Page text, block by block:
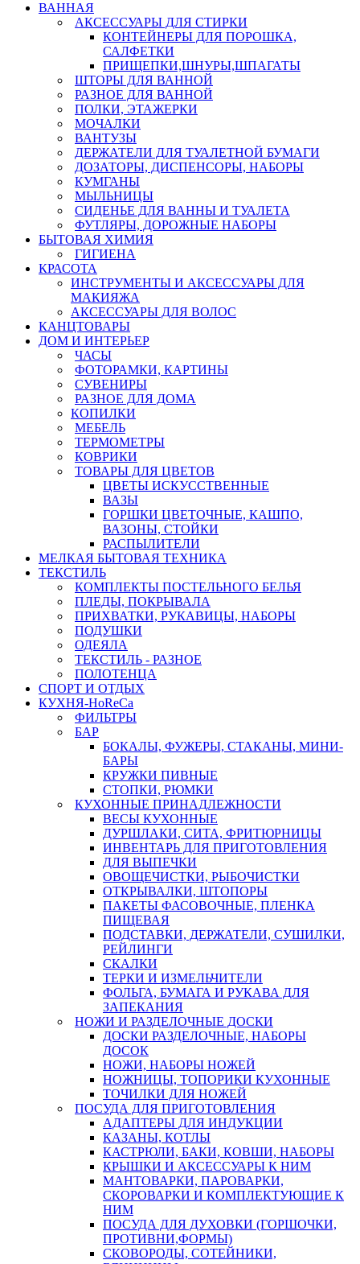
ВАННАЯ
АКСЕССУАРЫ ДЛЯ СТИРКИ
КОНТЕЙНЕРЫ ДЛЯ ПОРОШКА,
САЛФЕТКИ
ПРИЩЕПКИ,ШНУРЫ,ШПАГАТЫ
ШТОРЫ ДЛЯ ВАННОЙ
РАЗНОЕ ДЛЯ ВАННОЙ
ПОЛКИ, ЭТАЖЕРКИ
МОЧАЛКИ
ВАНТУЗЫ
ДЕРЖАТЕЛИ ДЛЯ ТУАЛЕТНОЙ БУМАГИ
ДОЗАТОРЫ, ДИСПЕНСОРЫ, НАБОРЫ
КУМГАНЫ
МЫЛЬНИЦЫ
СИДЕНЬЕ ДЛЯ ВАННЫ И ТУАЛЕТА
ФУТЛЯРЫ, ДОРОЖНЫЕ НАБОРЫ
БЫТОВАЯ ХИМИЯ
ГИГИЕНА
КРАСОТА
ИНСТРУМЕНТЫ И АКСЕССУАРЫ ДЛЯ
МАКИЯЖА
АКСЕССУАРЫ ДЛЯ ВОЛОС
КАНЦТОВАРЫ
ДОМ И ИНТЕРЬЕР
ЧАСЫ
ФОТОРАМКИ, КАРТИНЫ
СУВЕНИРЫ
РАЗНОЕ ДЛЯ ДОМА
КОПИЛКИ
МЕБЕЛЬ
ТЕРМОМЕТРЫ
КОВРИКИ
ТОВАРЫ ДЛЯ ЦВЕТОВ
ЦВЕТЫ ИСКУССТВЕННЫЕ
ВАЗЫ
ГОРШКИ ЦВЕТОЧНЫЕ, КАШПО,
ВАЗОНЫ, СТОЙКИ
РАСПЫЛИТЕЛИ
МЕЛКАЯ БЫТОВАЯ ТЕХНИКА
ТЕКСТИЛЬ
КОМПЛЕКТЫ ПОСТЕЛЬНОГО БЕЛЬЯ
ПЛЕДЫ, ПОКРЫВАЛА
ПРИХВАТКИ, РУКАВИЦЫ, НАБОРЫ
ПОДУШКИ
ОДЕЯЛА
ТЕКСТИЛЬ - РАЗНОЕ
ПОЛОТЕНЦА
СПОРТ И ОТДЫХ
КУХНЯ-HoReCa
ФИЛЬТРЫ
БАР
БОКАЛЫ, ФУЖЕРЫ, СТАКАНЫ, МИНИ-
БАРЫ
КРУЖКИ ПИВНЫЕ
СТОПКИ, РЮМКИ
КУХОННЫЕ ПРИНАДЛЕЖНОСТИ
ВЕСЫ КУХОННЫЕ
ДУРШЛАКИ, СИТА, ФРИТЮРНИЦЫ
ИНВЕНТАРЬ ДЛЯ ПРИГОТОВЛЕНИЯ
ДЛЯ ВЫПЕЧКИ
ОВОЩЕЧИСТКИ, РЫБОЧИСТКИ
ОТКРЫВАЛКИ, ШТОПОРЫ
ПАКЕТЫ ФАСОВОЧНЫЕ, ПЛЕНКА
ПИЩЕВАЯ
ПОДСТАВКИ, ДЕРЖАТЕЛИ, СУШИЛКИ,
РЕЙЛИНГИ
СКАЛКИ
ТЕРКИ И ИЗМЕЛЬЧИТЕЛИ
ФОЛЬГА, БУМАГА И РУКАВА ДЛЯ
ЗАПЕКАНИЯ
НОЖИ И РАЗДЕЛОЧНЫЕ ДОСКИ
ДОСКИ РАЗДЕЛОЧНЫЕ, НАБОРЫ
ДОСОК
НОЖИ, НАБОРЫ НОЖЕЙ
НОЖНИЦЫ, ТОПОРИКИ КУХОННЫЕ
ТОЧИЛКИ ДЛЯ НОЖЕЙ
ПОСУДА ДЛЯ ПРИГОТОВЛЕНИЯ
АДАПТЕРЫ ДЛЯ ИНДУКЦИИ
КАЗАНЫ, КОТЛЫ
КАСТРЮЛИ, БАКИ, КОВШИ, НАБОРЫ
КРЫШКИ И АКСЕССУАРЫ К НИМ
МАНТОВАРКИ, ПАРОВАРКИ,
СКОРОВАРКИ И КОМПЛЕКТУЮЩИЕ К
НИМ
ПОСУДА ДЛЯ ДУХОВКИ (ГОРШОЧКИ,
ПРОТИВНИ,ФОРМЫ)
СКОВОРОДЫ, СОТЕЙНИКИ,